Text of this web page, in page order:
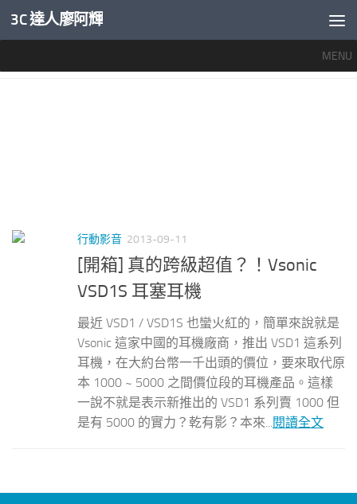
內文下方
3C 達人廖阿輝
MENU
行動影音 2013-09-11
[開箱] 真的跨級超值？！Vsonic
VSD1S 耳塞耳機
最近 VSD1 / VSD1S 也蠻火紅的，簡單來說就是
Vsonic 這家中國的耳機廠商，推出 VSD1 這系列
耳機，在大約台幣一千出頭的價位，要來取代原
本 1000 ~ 5000 之間價位段的耳機產品。這樣
一說不就是表示新推出的 VSD1 系列賣 1000 但
是有 5000 的實力？乾有影？本來...閱讀全文